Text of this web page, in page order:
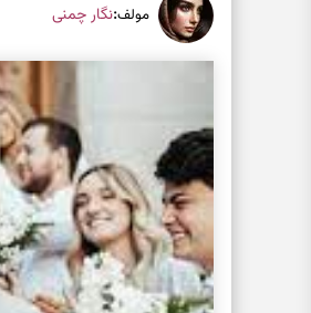
مولف:نگار چمنی